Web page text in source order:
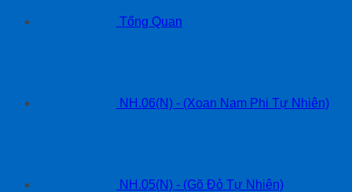
Tổng Quan
NH.06(N) - (Xoan Nam Phi Tự Nhiên)
NH.05(N) - (Gõ Đỏ Tự Nhiên)